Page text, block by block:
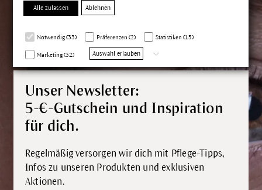
Alle zulassen Ablehnen
Notwendig (33) Präferenzen (2) Statistiken (15)
Marketing (32) Auswahl erlauben
Unser Newsletter:
5-€-Gutschein und Inspiration
für dich.
Regelmäßig versorgen wir dich mit Pflege-Tipps,
Infos zu unseren Produkten und exklusiven
Aktionen.